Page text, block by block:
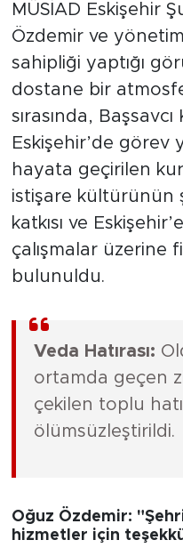
MÜSİAD Eskişehir
Özdemir ve
sahipliği yaptığı
dostane bir
sırasında, Başsavcı
Eskişehir’de görev
hayata geçirilen
istişare kültürünün
katkısı ve
çalışmalar üzerine
bulunuldu.
Veda Hatırası:
ortamda geçen
çekilen toplu
ölümsüzleştirildi.
Oğuz Özdemir:
hizmetler için